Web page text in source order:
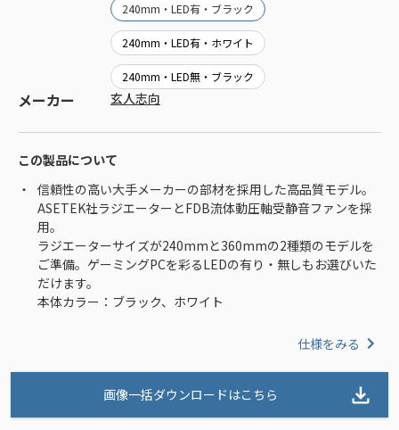
240mm・LED有・ブラック
240mm・LED有・ホワイト
240mm・LED無・ブラック
メーカー 玄人志向
この製品について
信頼性の高い大手メーカーの部材を採用した高品質モデル。
ASETEK社ラジエーターとFDB流体動圧軸受静音ファンを採
用。
ラジエーターサイズが240mmと360mmの2種類のモデルを
ご準備。ゲーミングPCを彩るLEDの有り・無しもお選びいた
だけます。
本体カラー：ブラック、ホワイト
仕様をみる
画像一括ダウンロードはこちら